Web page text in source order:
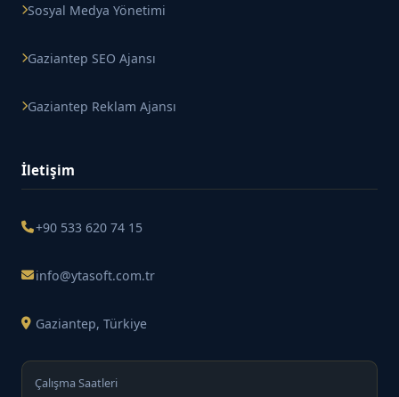
Sosyal Medya Yönetimi
Gaziantep SEO Ajansı
Gaziantep Reklam Ajansı
İletişim
+90 533 620 74 15
info@ytasoft.com.tr
Gaziantep, Türkiye
Çalışma Saatleri